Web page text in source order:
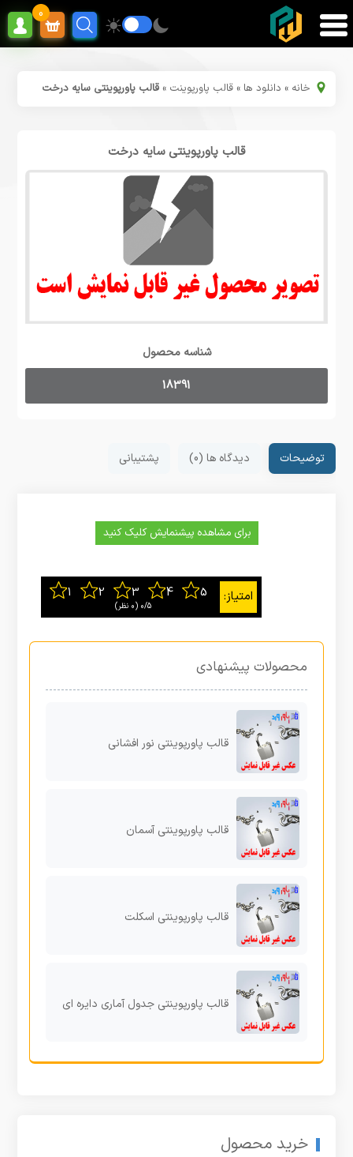
0
خانه » دانلود ها »قالب پاورپوینت »قالب پاورپوینتی سایه درخت
قالب پاورپوینتی سایه درخت
شناسه محصول
18391
توضیحات دیدگاه ها (0) پشتیبانی
برای مشاهده پیشنمایش کلیک کنید
0/5 ‫(0 نظر)
محصولات پیشنهادی
قالب پاورپوینتی نور افشانی
قالب پاورپوینتی آسمان
قالب پاورپوینتی اسکلت
قالب پاورپوینتی جدول آماری دایره ای
خرید محصول